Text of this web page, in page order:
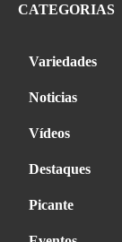
CATEGORIAS
Variedades
Noticias
Vídeos
Destaques
Picante